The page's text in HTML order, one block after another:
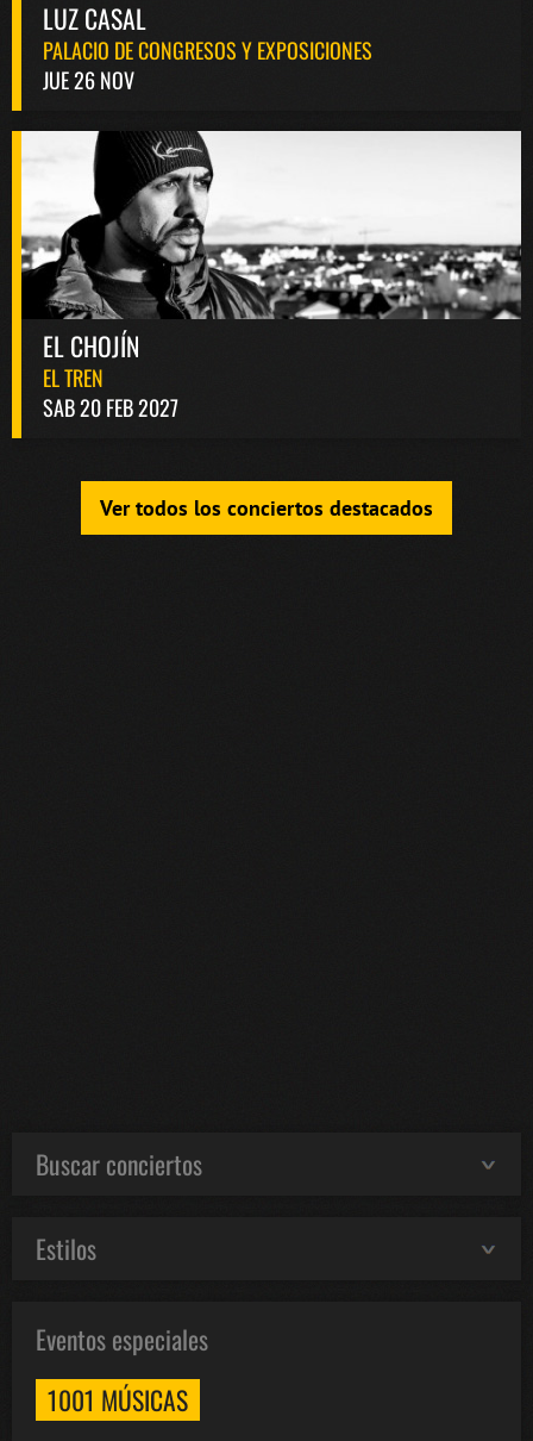
LUZ CASAL
PALACIO DE CONGRESOS Y EXPOSICIONES
JUE 26 NOV
EL CHOJÍN
EL TREN
SAB 20 FEB 2027
Ver todos los conciertos destacados
Buscar conciertos
Estilos
Eventos especiales
1001 MÚSICAS